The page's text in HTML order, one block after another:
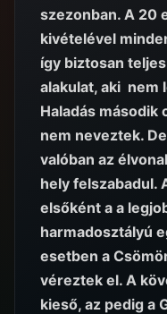
szezonban. A 20
kivételével
így biztosan
alakulat, aki nem
Haladás második
nem neveztek.
valóban az
hely felszabadul.
elsőként a a
harmadosztályú
esetben a
véreztek el. A
kieső, az pedig a